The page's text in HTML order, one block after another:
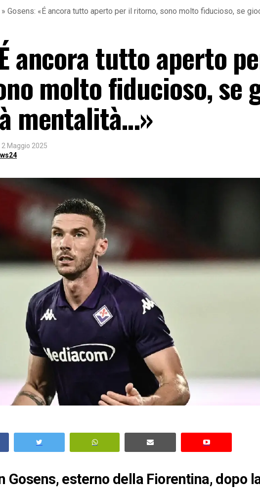
» Gosens: «É ancora tutto aperto per il ritorno, sono molto fiducioso, se
ancora tutto aperto
molto fiducioso, se
mentalità…»
2 Maggio 2025
Gosens, esterno della Fiorentina, dopo